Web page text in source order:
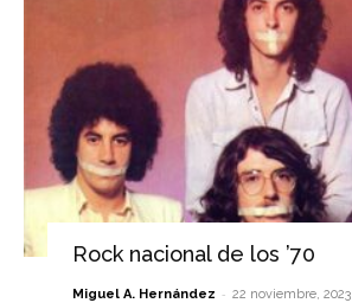
Rock nacional de los ’70
Miguel A. Hernández - 22 noviembre, 2023